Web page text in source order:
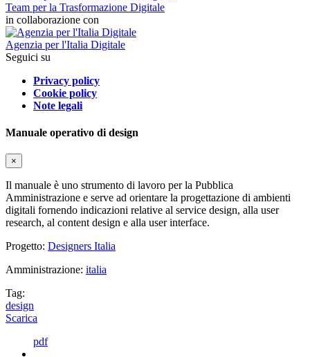
Team per la Trasformazione Digitale
in collaborazione con
Agenzia per l'Italia Digitale
Seguici su
Privacy policy
Cookie policy
Note legali
Manuale operativo di design
×
Il manuale è uno strumento di lavoro per la Pubblica
Amministrazione e serve ad orientare la progettazione di ambienti
digitali fornendo indicazioni relative al service design, alla user
research, al content design e alla user interface.
Progetto: Designers Italia
Amministrazione: italia
Tag:
design
Scarica
pdf